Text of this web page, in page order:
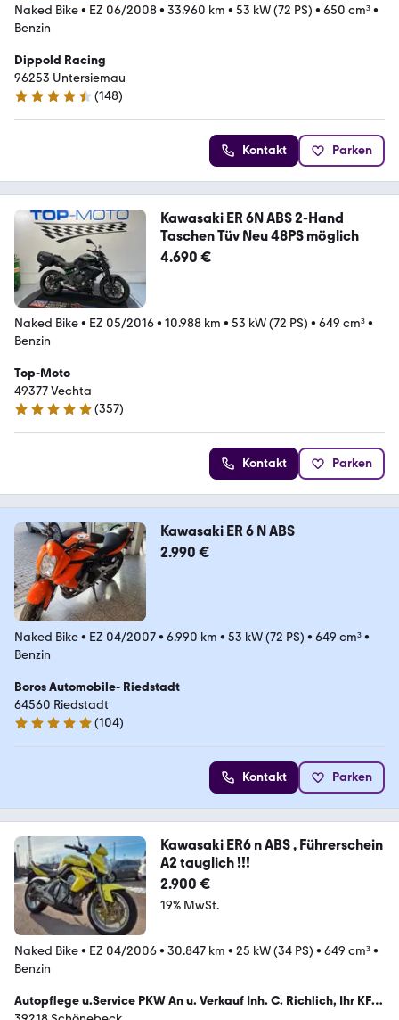
Naked Bike• EZ 06/2008• 33.960 km • 53 kW (72 PS) • 650 cm³•
Benzin
Dippold Racing
96253 Untersiemau
4.7 Sterne
(148)
Kontakt Parken
Kawasaki ER 6N ABS 2-Hand
Taschen Tüv Neu 48PS möglich
4.690 €
Naked Bike• EZ 05/2016• 10.988 km • 53 kW (72 PS) • 649 cm³•
Benzin
Top-Moto
49377 Vechta
4.8 Sterne
(357)
Kontakt Parken
Kawasaki ER 6 N ABS
2.990 €
Naked Bike• EZ 04/2007• 6.990 km • 53 kW (72 PS) • 649 cm³•
Benzin
Boros Automobile- Riedstadt
64560 Riedstadt
4.9 Sterne
(104)
Kontakt Parken
Kawasaki ER6 n ABS , Führerschein
A2 tauglich !!!
2.900 €
19% MwSt.
Naked Bike• EZ 04/2006• 30.847 km • 25 kW (34 PS) • 649 cm³•
Benzin
Autopflege u.Service PKW An u. Verkauf Inh. C. Richlich, Ihr KFZ-